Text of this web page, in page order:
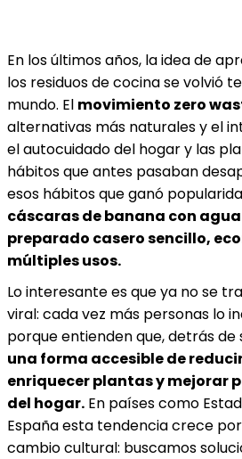
En los últimos años, la idea de
los residuos de cocina se volvió
mundo. El movimiento zero
alternativas más naturales y el
el autocuidado del hogar y las
hábitos que antes pasaban
esos hábitos que ganó
cáscaras de banana con
preparado casero sencillo,
múltiples usos.
Lo interesante es que ya no se
viral: cada vez más personas lo
porque entienden que, detrás de
una forma accesible de
enriquecer plantas y mejorar
del hogar. En países como
España esta tendencia crece
cambio cultural: buscamos